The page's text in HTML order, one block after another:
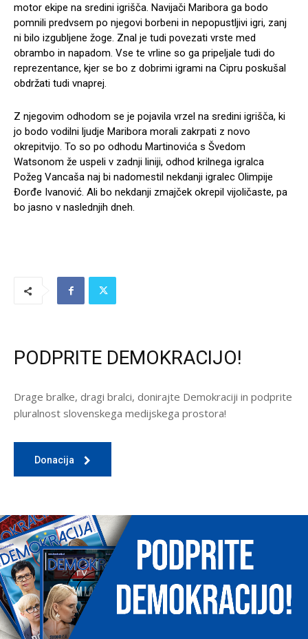
motor ekipe na sredini igrišča. Navijači Maribora ga bodo
pomnili predvsem po njegovi borbeni in nepopustljivi igri, zanj
ni bilo izgubljene žoge. Znal je tudi povezati vrste med
obrambo in napadom. Vse te vrline so ga pripeljale tudi do
reprezentance, kjer se bo z dobrimi igrami na Cipru poskušal
obdržati tudi vnaprej.
Z njegovim odhodom se je pojavila vrzel na sredini igrišča, ki
jo bodo vodilni ljudje Maribora morali zakrpati z novo
okrepitvijo. To so po odhodu Martinovića s Švedom
Watsonom že uspeli v zadnji liniji, odhod krilnega igralca
Požeg Vancaša naj bi nadomestil nekdanji igralec Olimpije
Đorđe Ivanović. Ali bo nekdanji zmajček okrepil vijoličaste, pa
bo jasno v naslednjih dneh.
PODPRITE DEMOKRACIJO!
Drage bralke, dragi bralci, donirajte Demokraciji in podprite
pluralnost slovenskega medijskega prostora!
Donacija